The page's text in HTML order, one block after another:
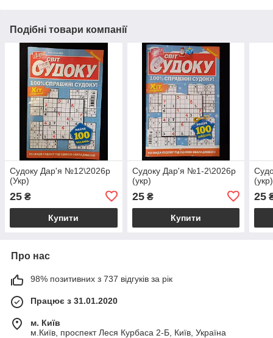
Подібні товари компанії
Судоку Дар'я №12\2026р
(Укр)
25 ₴
Купити
Судоку Дар'я №1-2\2026р
(укр)
25₴
Купити
(укр)
25
Про нас
98% позитивних з 737 відгуків за рік
Працює з 31.01.2020
м. Київ
м.Київ, проспект Леся Курбаса 2-Б, Київ, Україна